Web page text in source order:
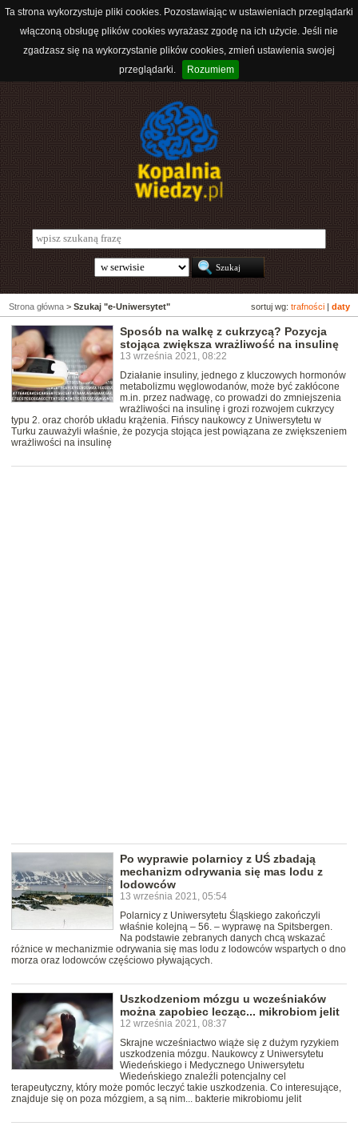
Ta strona wykorzystuje pliki cookies. Pozostawiając w ustawieniach przeglądarki
włączoną obsługę plików cookies wyrażasz zgodę na ich użycie. Jeśli nie
zgadzasz się na wykorzystanie plików cookies, zmień ustawienia swojej
przeglądarki.
Rozumiem
sortuj wg: trafności daty
Strona główna > Szukaj "e-Uniwersytet"
Sposób na walkę z cukrzycą? Pozycja
stojąca zwiększa wrażliwość na insulinę
13 września 2021, 08:22
Działanie insuliny, jednego z kluczowych hormonów
metabolizmu węglowodanów, może być zakłócone
m.in. przez nadwagę, co prowadzi do zmniejszenia
wrażliwości na insulinę i grozi rozwojem cukrzycy
typu 2. oraz chorób układu krążenia. Fińscy naukowcy z Uniwersytetu w
Turku zauważyli właśnie, że pozycja stojąca jest powiązana ze zwiększeniem
wrażliwości na insulinę
Po wyprawie polarnicy z UŚ zbadają
mechanizm odrywania się mas lodu z
lodowców
13 września 2021, 05:54
Polarnicy z Uniwersytetu Śląskiego zakończyli
właśnie kolejną – 56. – wyprawę na Spitsbergen.
Na podstawie zebranych danych chcą wskazać
różnice w mechanizmie odrywania się mas lodu z lodowców wspartych o dno
morza oraz lodowców częściowo pływających.
Uszkodzeniom mózgu u wcześniaków
można zapobiec lecząc... mikrobiom jelit
12 września 2021, 08:37
Skrajne wcześniactwo wiąże się z dużym ryzykiem
uszkodzenia mózgu. Naukowcy z Uniwersytetu
Wiedeńskiego i Medycznego Uniwersytetu
Wiedeńskiego znaleźli potencjalny cel
terapeutyczny, który może pomóc leczyć takie uszkodzenia. Co interesujące,
znajduje się on poza mózgiem, a są nim... bakterie mikrobiomu jelit